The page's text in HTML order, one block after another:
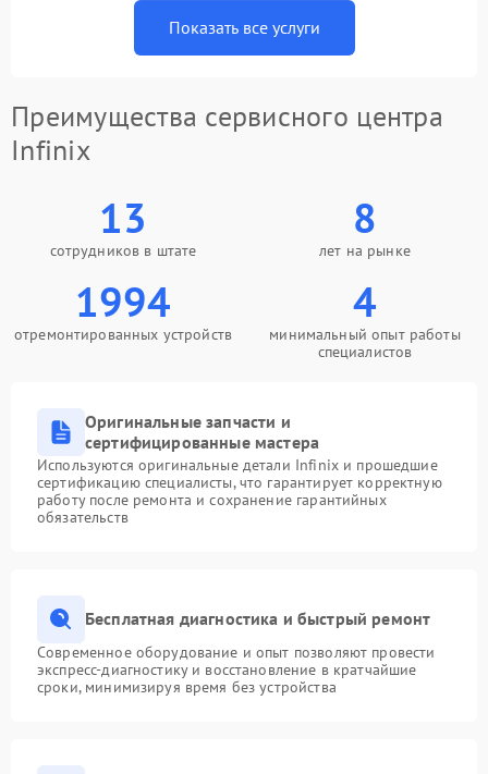
Показать все услуги
Преимущества сервисного центра
Infinix
13
сотрудников в штате
8
лет на рынке
1994
отремонтированных устройств
4
минимальный опыт работы
специалистов
Оригинальные запчасти и
сертифицированные мастера
Используются оригинальные детали Infinix и прошедшие
сертификацию специалисты, что гарантирует корректную
работу после ремонта и сохранение гарантийных
обязательств
Бесплатная диагностика и быстрый ремонт
Современное оборудование и опыт позволяют провести
экспресс-диагностику и восстановление в кратчайшие
сроки, минимизируя время без устройства